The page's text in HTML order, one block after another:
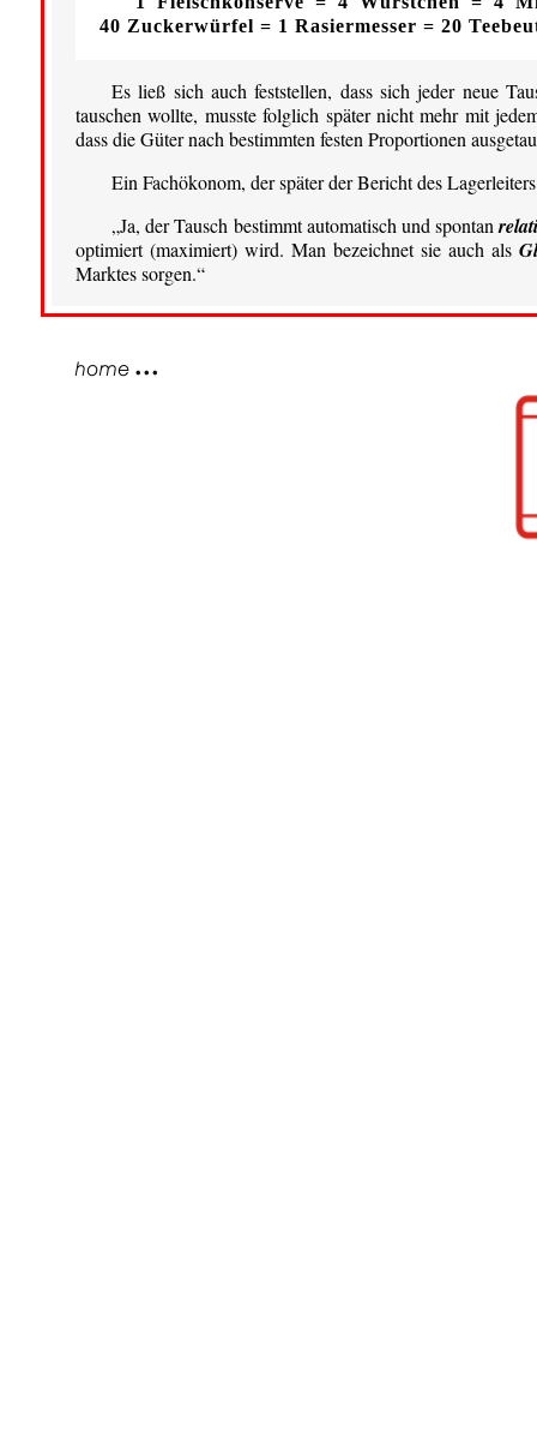
40 Zuckerwürfel = 1 Rasiermesser = 20
Es ließ sich auch feststellen, dass sich jeder neue
tauschen wollte, musste folglich später nicht mehr mit
dass die Güter nach bestimmten festen Proportionen
Ein Fachökonom, der später der Bericht des
„Ja, der Tausch bestimmt automatisch und spontan
optimiert (maximiert) wird. Man bezeichnet sie auch als
Marktes sorgen.“